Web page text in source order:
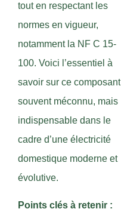
tout en respectant les
normes en vigueur,
notamment la NF C 15-
100. Voici l’essentiel à
savoir sur ce composant
souvent méconnu, mais
indispensable dans le
cadre d’une électricité
domestique moderne et
évolutive.
Points clés à retenir :